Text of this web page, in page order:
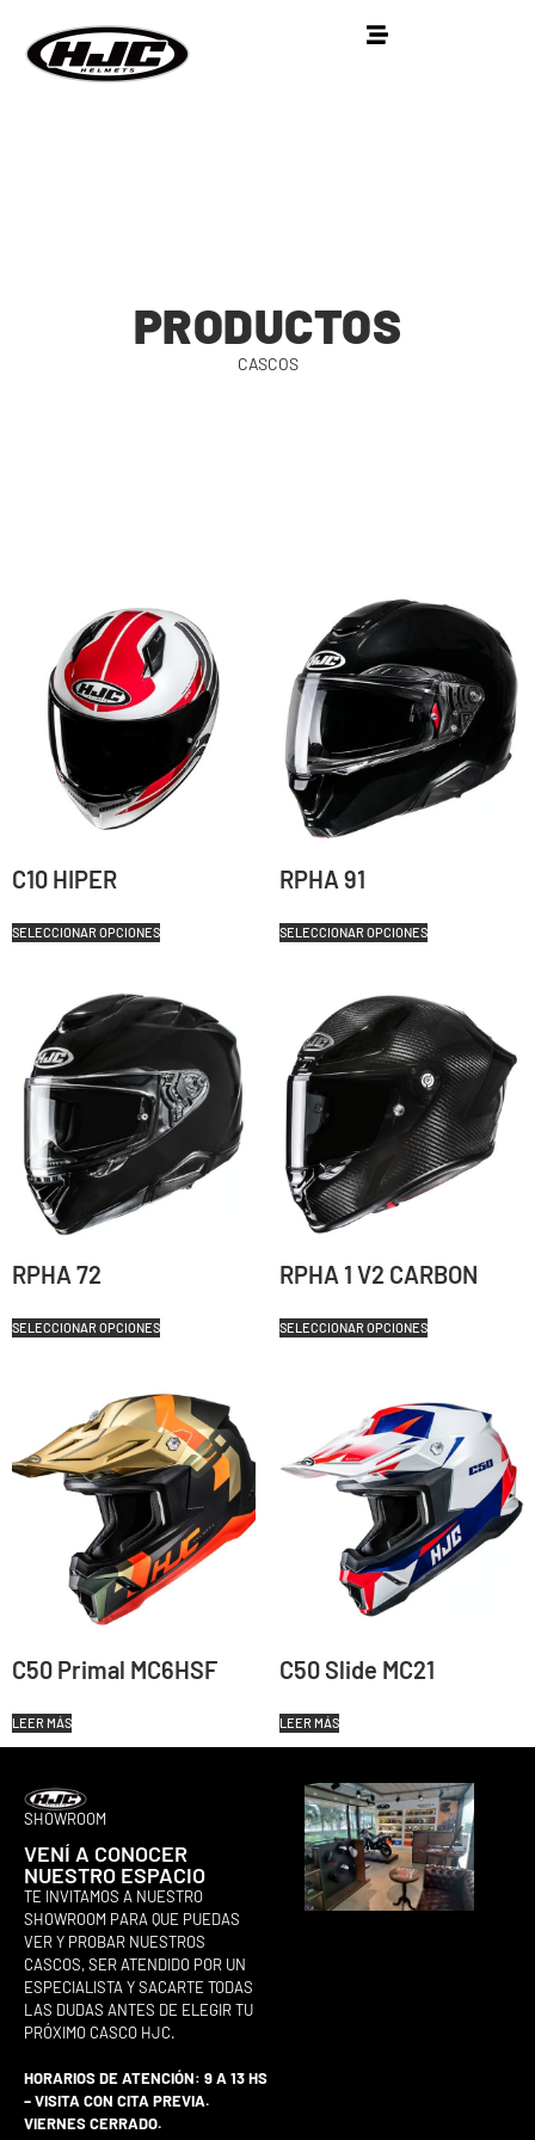
PRODUCTOS
CASCOS
C10 HIPER
SELECCIONAR OPCIONES
RPHA 91
SELECCIONAR OPCIONES
RPHA 72
SELECCIONAR OPCIONES
RPHA 1 V2 CARBON
SELECCIONAR OPCIONES
C50 Primal MC6HSF
LEER MÁS
C50 Slide MC21
LEER MÁS
SHOWROOM
VENÍ A CONOCER
NUESTRO ESPACIO
TE INVITAMOS A NUESTRO
SHOWROOM PARA QUE PUEDAS
VER Y PROBAR NUESTROS
CASCOS, SER ATENDIDO POR UN
ESPECIALISTA Y SACARTE TODAS
LAS DUDAS ANTES DE ELEGIR TU
PRÓXIMO CASCO HJC.
HORARIOS DE ATENCIÓN: 9 A 13 HS
– VISITA CON CITA PREVIA.
VIERNES CERRADO.